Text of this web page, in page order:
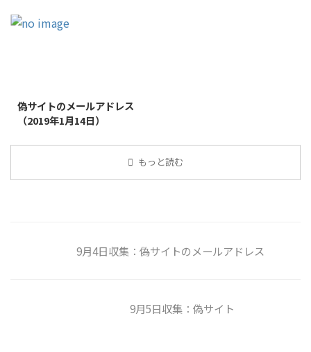
偽サイトのメールアドレス
（2019年1月14日）
もっと読む
9月4日収集：偽サイトのメールアドレス
9月5日収集：偽サイト